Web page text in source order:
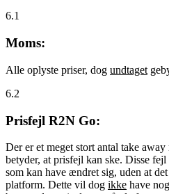
6.1
Moms:
Alle oplyste priser, dog undtaget
6.2
Prisfejl R2N Go:
Der er et meget stort antal take
betyder, at prisfejl kan ske. Disse
som kan have ændret sig, uden at
platform. Dette vil dog ikke have